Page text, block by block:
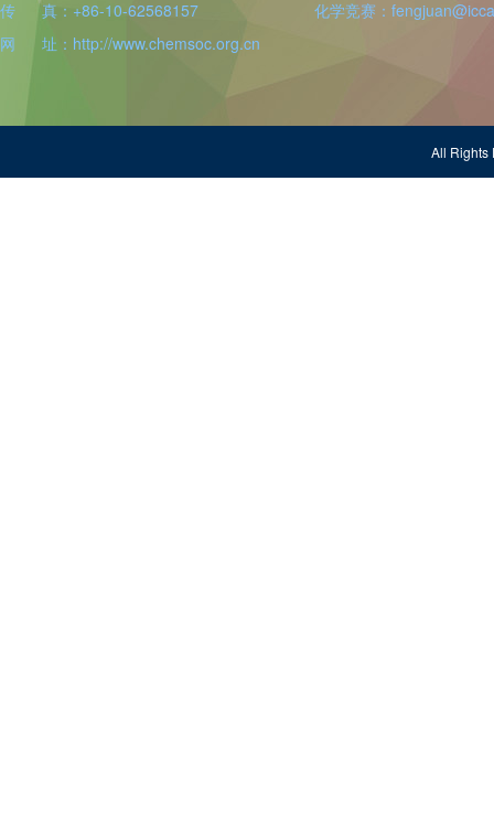
传 真：+86-10-62568157
网 址：http://www.chemsoc.org.cn
化学竞赛：
All Rights